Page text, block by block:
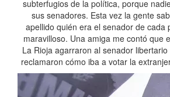
subterfugios de la política, porque
sus senadores. Esta vez la gente
apellido quién era el senador de cada
maravilloso. Una amiga me contó que
La Rioja agarraron al senador
reclamaron cómo iba a votar la